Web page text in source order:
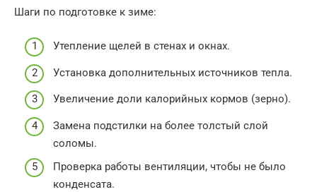
Шаги по подготовке к зиме:
Утепление щелей в стенах и окнах.
Установка дополнительных источников тепла.
Увеличение доли калорийных кормов (зерно).
Замена подстилки на более толстый слой
соломы.
Проверка работы вентиляции, чтобы не было
конденсата.